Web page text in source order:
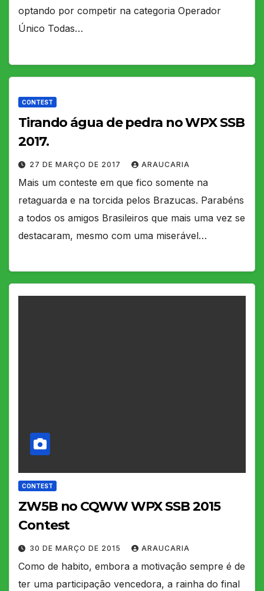
optando por competir na categoria Operador
Único Todas…
CONTEST
Tirando água de pedra no WPX SSB
2017.
27 DE MARÇO DE 2017 ARAUCARIA
Mais um conteste em que fico somente na
retaguarda e na torcida pelos Brazucas. Parabéns
a todos os amigos Brasileiros que mais uma vez se
destacaram, mesmo com uma miserável…
CONTEST
ZW5B no CQWW WPX SSB 2015
Contest
30 DE MARÇO DE 2015 ARAUCARIA
Como de habito, embora a motivação sempre é de
ter uma participação vencedora, a rainha do final